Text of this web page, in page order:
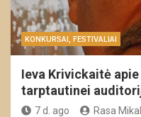
KONKURSAI, FESTIVALIAI
Ieva Krivickaitė
tarptautinei
7 d. ago Rasa